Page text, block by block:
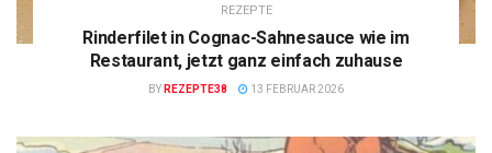
REZEPTE
Rinderfilet in Cognac-Sahnesauce wie im
Restaurant, jetzt ganz einfach zuhause
BY REZEPTE38 13 FEBRUAR 2026